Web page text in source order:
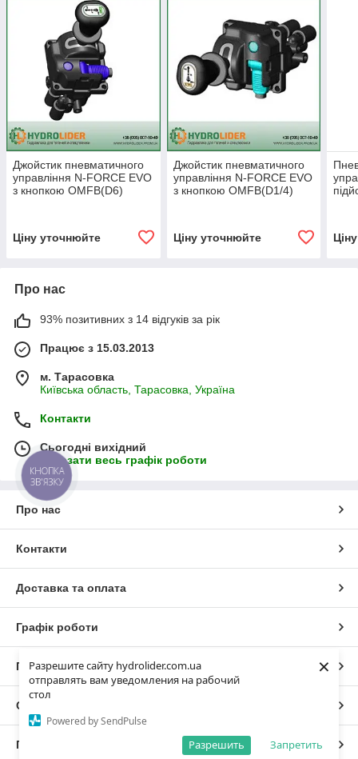
Разрешите сайту hydrolider.com.ua
отправлять вам уведомления на рабочий
стол
Powered by SendPulse
Запретить
Разрешить
×
Джойстик пневматичного
управління N-FORCE EVO
з кнопкою OMFB(D6)
Ціну уточнюйте
Джойстик пневматичного
управління N-FORCE EVO
з кнопкою OMFB(D1/4)
Ціну уточнюйте
Про нас
93% позитивних з 14 відгуків за рік
Працює з 15.03.2013
м. Тарасовка
Київська область, Тарасовка, Україна
Контакти
Сьогодні вихідний
Показати весь графік роботи
Про нас
Контакти
Доставка та оплата
Графік роботи
Повна версія сайту
Сайт створено на маркетплейсі
Політика конфіденційності
КНОПКА
ЗВ'ЯЗКУ